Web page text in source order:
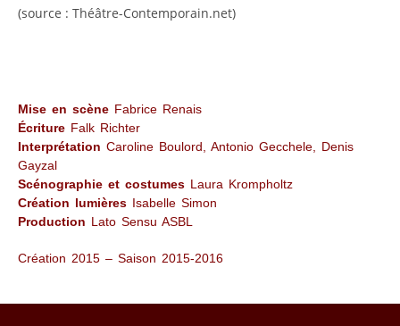
(source : Théâtre-Contemporain.net)
Mise en scène Fabrice Renais
Écriture Falk Richter
Interprétation Caroline Boulord, Antonio Gecchele, Denis
Gayzal
Scénographie et costumes Laura Krompholtz
Création lumières Isabelle Simon
Production Lato Sensu ASBL
Création 2015 – Saison 2015-2016